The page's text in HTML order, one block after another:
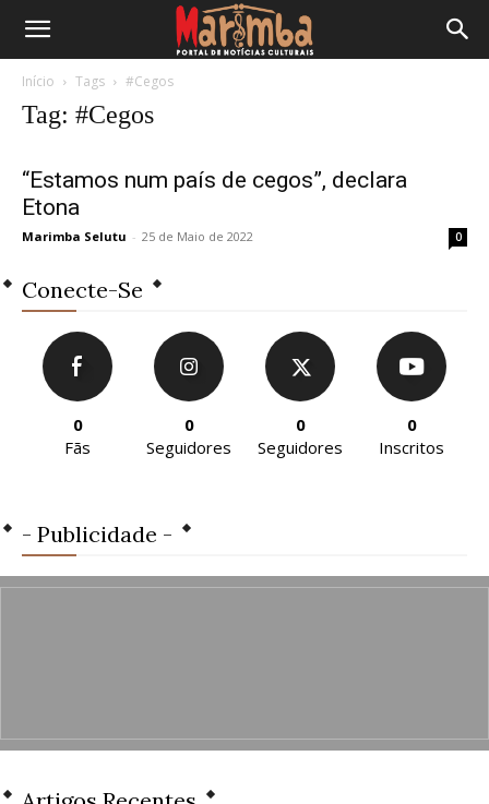
Início Tags #Cegos
Tag: #Cegos
“Estamos num país de cegos”, declara
Etona
Marimba Selutu - 25 de Maio de 2022 0
Conecte-Se
0
Fãs
0
Seguidores
0
Seguidores
0
Inscritos
- Publicidade -